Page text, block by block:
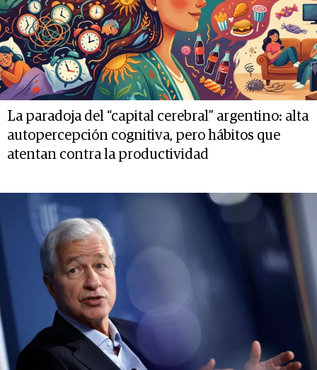
La paradoja del “capital cerebral” argentino: alta
autopercepción cognitiva, pero hábitos que
atentan contra la productividad